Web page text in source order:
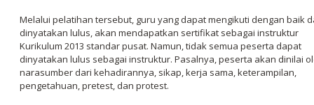
Melalui pelatihan tersebut, guru yang dapat mengikuti dengan baik
dinyatakan lulus, akan mendapatkan sertifikat sebagai instruktur
Kurikulum 2013 standar pusat. Namun, tidak semua peserta dapat
dinyatakan lulus sebagai instruktur. Pasalnya, peserta akan dinilai
narasumber dari kehadirannya, sikap, kerja sama, keterampilan,
pengetahuan, pretest, dan protest.